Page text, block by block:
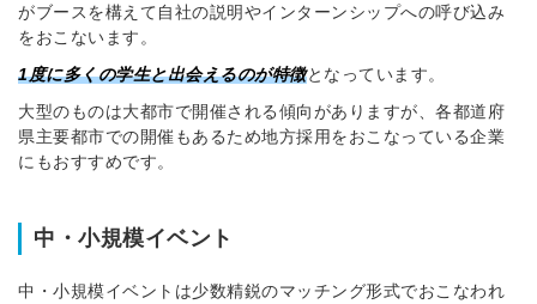
がブースを構えて自社の説明やインターンシップへの呼び込み
をおこないます。
1度に多くの学生と出会えるのが特徴となっています。
大型のものは大都市で開催される傾向がありますが、各都道府
県主要都市での開催もあるため地方採用をおこなっている企業
にもおすすめです。
中・小規模イベント
中・小規模イベントは少数精鋭のマッチング形式でおこなわれ